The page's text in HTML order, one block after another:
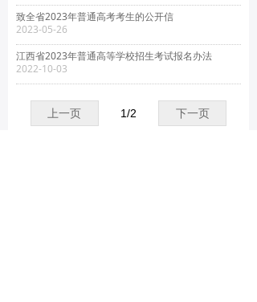
致全省2023年普通高考考生的公开信
2023-05-26
江西省2023年普通高等学校招生考试报名办法
2022-10-03
上一页 下一页
1/2